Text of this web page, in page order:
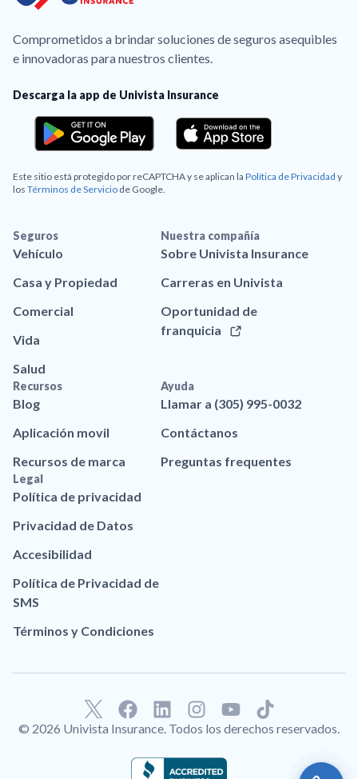
Comprometidos a brindar soluciones de seguros asequibles
e innovadoras para nuestros clientes.
Descarga la app de Univista Insurance
Este sitio está protegido por reCAPTCHA y se aplican la Política de Privacidad y
los Términos de Servicio de Google.
Seguros
Vehículo
Casa y Propiedad
Comercial
Vida
Salud
Nuestra compañía
Sobre Univista Insurance
Carreras en Univista
Oportunidad de
franquicia
Recursos
Blog
Aplicación movil
Recursos de marca
Ayuda
Llamar a (305) 995-0032
Contáctanos
Preguntas frequentes
Legal
Política de privacidad
Privacidad de Datos
Accesibilidad
Política de Privacidad de
SMS
Términos y Condiciones
F
a
e
L
i
k
I
n
t
Y
o
T
i
© 2026 Univista Insurance. Todos los derechos reservados.